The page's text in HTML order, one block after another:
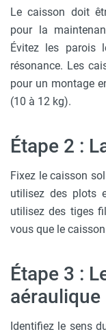
Le caisson doit
pour la
Évitez les parois
résonance. Les
pour un montage
(10 à 12 kg).
Étape 2 :
Fixez le caisson
utilisez des plots
utilisez des tiges
vous que le
Étape 3 :
aéraulique
Identifiez le sens